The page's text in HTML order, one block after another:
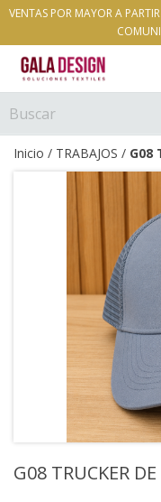
VENTAS POR MAYOR A
Inicio / TRABAJOS / G08
G08 TRUCKER